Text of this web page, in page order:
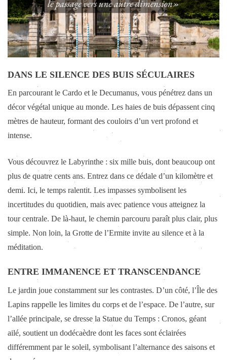
DANS LE SILENCE DES BUIS SÉCULAIRES
En parcourant le Cardo et le Decumanus, vous pénétrez dans un
décor végétal unique au monde. Les haies de buis dépassent cinq
mètres de hauteur, formant des couloirs d’un vert profond et
intense.
Vous découvrez le Labyrinthe : six mille buis, dont beaucoup ont
plus de quatre cents ans. Entrez dans ce dédale d’un kilomètre et
demi. Ici, le temps ralentit. Les impasses symbolisent les
incertitudes du quotidien, mais avec patience vous atteignez la
tour centrale. De là-haut, le chemin parcouru paraît plus clair, plus
simple. Non loin, la Grotte de l’Ermite invite au silence et à la
méditation.
ENTRE IMMANENCE ET TRANSCENDANCE
Le jardin joue constamment sur les contrastes. D’un côté, l’Île des
Lapins rappelle les limites du corps et de l’espace. De l’autre, sur
l’allée principale, se dresse la Statue du Temps : Cronos, géant
ailé, soutient un dodécaèdre dont les faces sont éclairées
différemment par le soleil, symbolisant l’alternance des saisons et